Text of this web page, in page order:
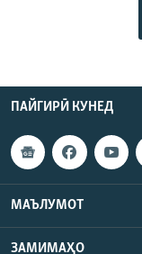
ПАЙГИРӢ КУНЕД
МАЪЛУМОТ
ЗАМИМАҲО